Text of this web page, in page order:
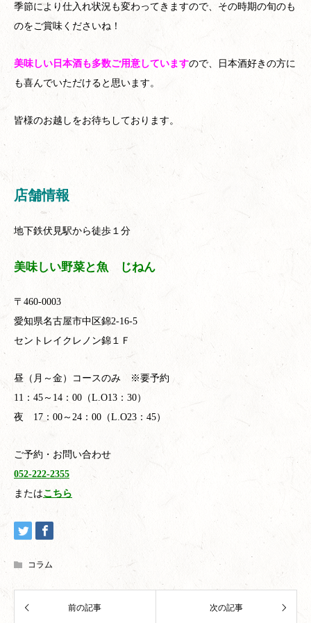
季節により仕入れ状況も変わってきますので、その時期の旬のも
のをご賞味くださいね！
美味しい日本酒も多数ご用意していますので、日本酒好きの方に
も喜んでいただけると思います。
皆様のお越しをお待ちしております。
店舗情報
地下鉄伏見駅から徒歩１分
美味しい野菜と魚 じねん
〒460-0003
愛知県名古屋市中区錦2-16-5
セントレイクレノン錦１Ｆ
昼（月～金）コースのみ ※要予約
11：45～14：00（L.O13：30）
夜 17：00～24：00（L.O23：45）
ご予約・お問い合わせ
052-222-2355
またはこちら
コラム